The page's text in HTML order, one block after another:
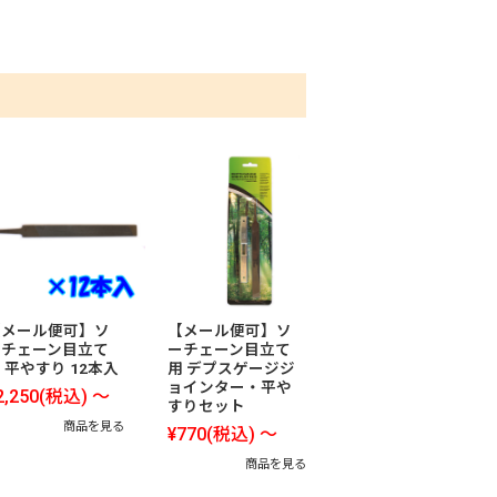
ール便可】ソ
ェーン目立て
平やすり 12本入
(税込) ～
商品を見る
【メール便可】ソ
ーチェーン目立て
用 デプスゲージジ
ョインター・平や
すりセット
¥770(税込) ～
商品を見る